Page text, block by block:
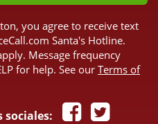
you agree to receive text
Santa's Hotline.
Message frequency
for help. See our Terms of
sociales: